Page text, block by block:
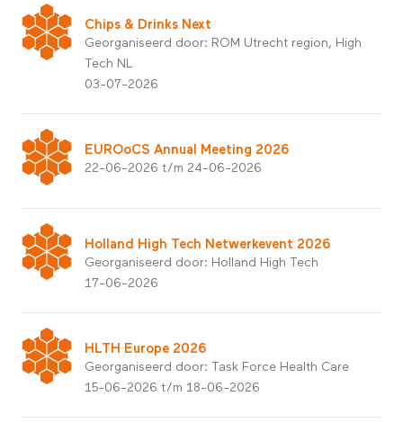
Chips & Drinks Next
Georganiseerd door: ROM Utrecht region, High
Tech NL
03-07-2026
EUROoCS Annual Meeting 2026
22-06-2026 t/m 24-06-2026
Holland High Tech Netwerkevent 2026
Georganiseerd door: Holland High Tech
17-06-2026
HLTH Europe 2026
Georganiseerd door: Task Force Health Care
15-06-2026 t/m 18-06-2026